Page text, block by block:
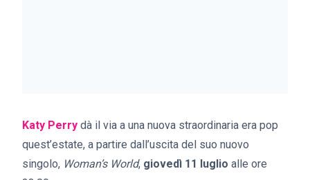
Katy Perry dà il via a una nuova straordinaria era pop
quest’estate, a partire dall’uscita del suo nuovo
singolo, Woman’s World, giovedì 11 luglio alle ore